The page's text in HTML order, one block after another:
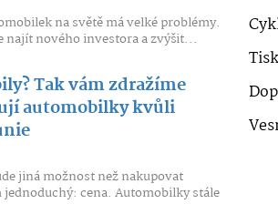
na světě má velké problémy.
najít nového investora a zvýšit...
Tak vám zdražíme
automobilky kvůli
jiná možnost než nakupovat
cena. Automobilky stále